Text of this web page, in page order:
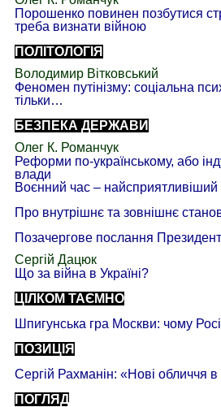
Порошенко повинен позбутися
треба визнати війною
ПОЛІТОЛОГІЯ
Володимир Вітковський
Феномен путінізму: соціальна
тільки…
БЕЗПЕКА ДЕРЖАВИ
Олег К. Романчук
Реформи по-українському, або
влади
Воєнний час –
Про внутрішнє та зовнішнє
Позачергове послання
Сергій Дацюк
Що за війна в Україні?
ЦІЛКОМ ТАЄМНО
Шпигунська гра Москви: чому
ПОЗИЦІЯ
Сергій Рахманін: «Нові обличчя
ПОГЛЯД